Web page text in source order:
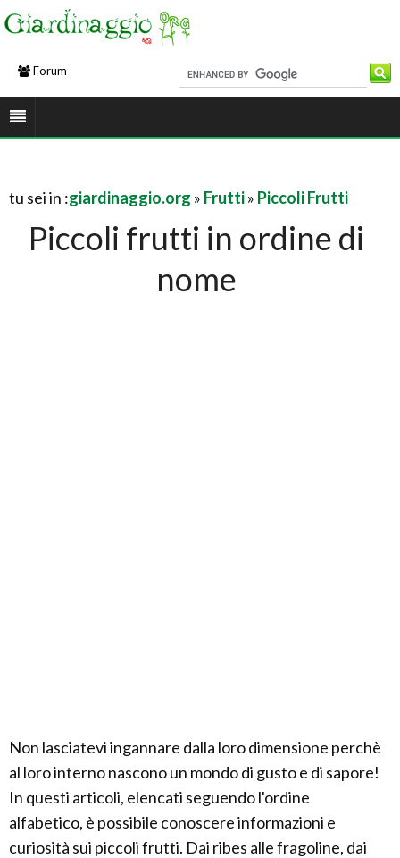
Forum
tu sei in :giardinaggio.org » Frutti» Piccoli Frutti
Piccoli frutti in ordine di
nome
Non lasciatevi ingannare dalla loro dimensione perchè
al loro interno nascono un mondo di gusto e di sapore!
In questi articoli, elencati seguendo l'ordine
alfabetico, è possibile conoscere informazioni e
curiosità sui piccoli frutti. Dai ribes alle fragoline, dai